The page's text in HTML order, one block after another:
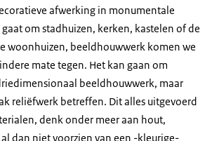
afwerking in monumentale
om stadhuizen, kerken, kastelen of de
woonhuizen, beeldhouwwerk komen we
mate tegen. Het kan gaan om
beeldhouwwerk, maar
reliëfwerk betreffen. Dit alles uitgevoerd
denk onder meer aan hout,
dan niet voorzien van een -kleurige-